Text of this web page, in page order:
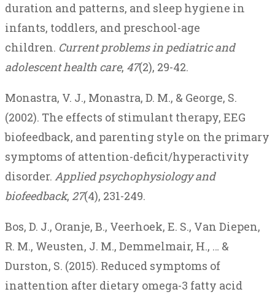
duration and patterns, and sleep hygiene in
infants, toddlers, and preschool-age
children. Current problems in pediatric and
adolescent health care, 47(2), 29-42.
Monastra, V. J., Monastra, D. M., & George, S.
(2002). The effects of stimulant therapy, EEG
biofeedback, and parenting style on the primary
symptoms of attention-deficit/hyperactivity
disorder. Applied psychophysiology and
biofeedback, 27(4), 231-249.
Bos, D. J., Oranje, B., Veerhoek, E. S., Van Diepen,
R. M., Weusten, J. M., Demmelmair, H., … &
Durston, S. (2015). Reduced symptoms of
inattention after dietary omega-3 fatty acid